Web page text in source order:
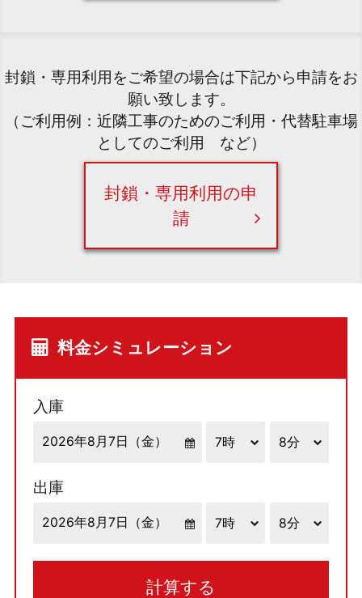
封鎖・専用利用をご希望の場合は下記から申請をお
願い致します。
（ご利用例：近隣工事のためのご利用・代替駐車場
としてのご利用 など）
封鎖・専用利用の申
請
料金シミュレーション
入庫
出庫
計算する